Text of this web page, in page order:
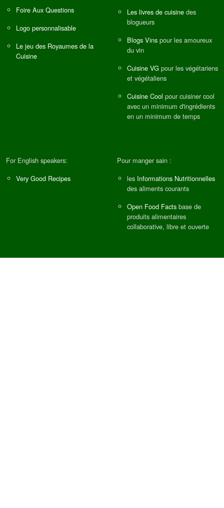
Foire Aux Questions
Logo personnalisable
Le jeu des Royaumes de la
Cuisine
Les livres de cuisine des
blogueurs
Blogs Vins pour les amoureux
du vin
Cuisine VG pour les végétariens
et végétaliens
Cuisine Cool pour cuisiner cool
avec un minimum d'ingrédients
en un minimum de temps
For English speakers:
Very Good Recipes
Pour manger sain :
les Informations Nutritionnelles
des aliments courants
Open Food Facts base de
produits alimentaires
collaborative, libre et ouverte